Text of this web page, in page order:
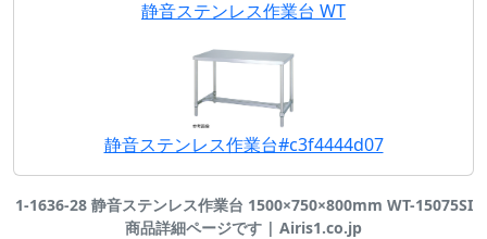
静音ステンレス作業台 WT
静音ステンレス作業台#c3f4444d07
1-1636-28 静音ステンレス作業台 1500×750×800mm WT-15075SI
商品詳細ページです | Airis1.co.jp